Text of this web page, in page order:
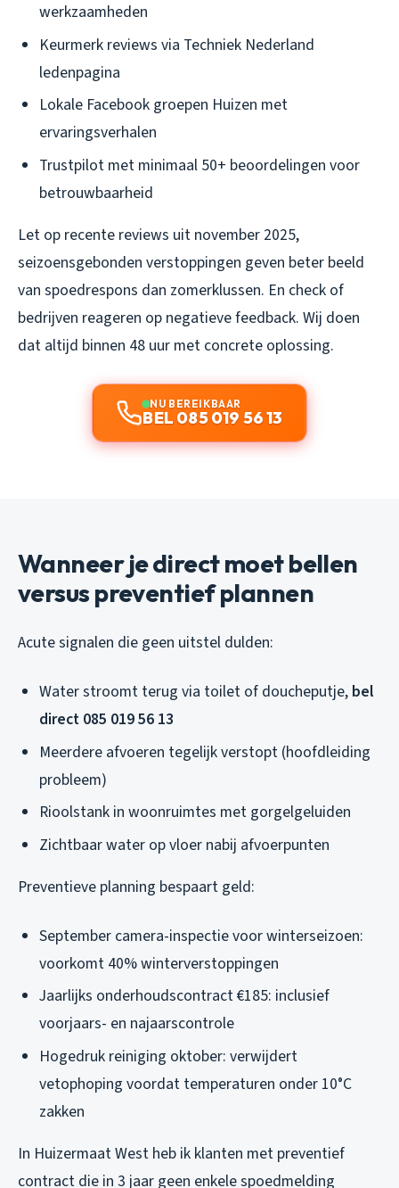
werkzaamheden
Keurmerk reviews via Techniek Nederland
ledenpagina
Lokale Facebook groepen Huizen met
ervaringsverhalen
Trustpilot met minimaal 50+ beoordelingen voor
betrouwbaarheid
Let op recente reviews uit november 2025,
seizoensgebonden verstoppingen geven beter beeld
van spoedrespons dan zomerklussen. En check of
bedrijven reageren op negatieve feedback. Wij doen
dat altijd binnen 48 uur met concrete oplossing.
NU BEREIKBAAR
BEL 085 019 56 13
Wanneer je direct moet bellen
versus preventief plannen
Acute signalen die geen uitstel dulden:
Water stroomt terug via toilet of doucheputje, bel
direct 085 019 56 13
Meerdere afvoeren tegelijk verstopt (hoofdleiding
probleem)
Rioolstank in woonruimtes met gorgelgeluiden
Zichtbaar water op vloer nabij afvoerpunten
Preventieve planning bespaart geld:
September camera-inspectie voor winterseizoen:
voorkomt 40% winterverstoppingen
Jaarlijks onderhoudscontract €185: inclusief
voorjaars- en najaarscontrole
Hogedruk reiniging oktober: verwijdert
vetophoping voordat temperaturen onder 10°C
zakken
In Huizermaat West heb ik klanten met preventief
contract die in 3 jaar geen enkele spoedmelding